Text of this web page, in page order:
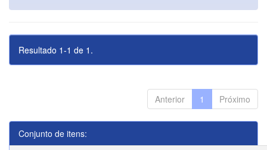
Resultado 1-1 de 1.
Anterior 1 Próximo
Conjunto de itens: